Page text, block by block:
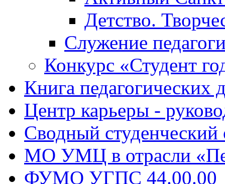
Детство.
Служение
Конкурс «Студент
Книга педагогических
Центр карьеры -
Сводный
МО УМЦ в отрасли
ФУМО УГПС 44.00.00